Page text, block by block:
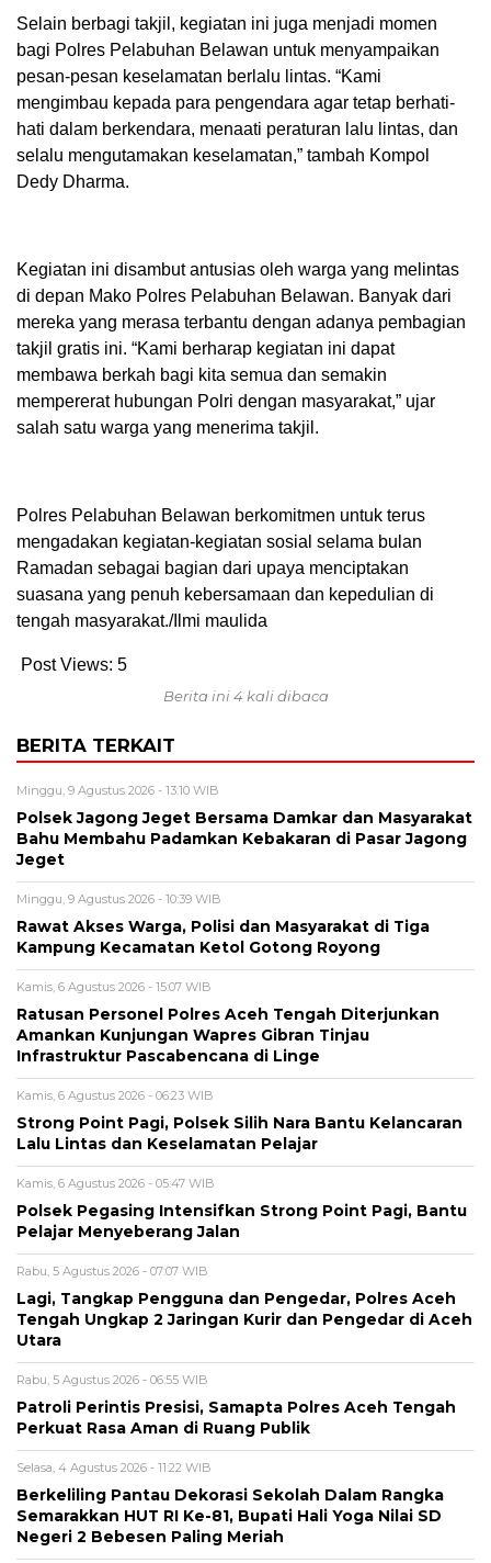
Selain berbagi takjil, kegiatan ini juga menjadi momen
bagi Polres Pelabuhan Belawan untuk menyampaikan
pesan-pesan keselamatan berlalu lintas. “Kami
mengimbau kepada para pengendara agar tetap berhati-
hati dalam berkendara, menaati peraturan lalu lintas, dan
selalu mengutamakan keselamatan,” tambah Kompol
Dedy Dharma.
Kegiatan ini disambut antusias oleh warga yang melintas
di depan Mako Polres Pelabuhan Belawan. Banyak dari
mereka yang merasa terbantu dengan adanya pembagian
takjil gratis ini. “Kami berharap kegiatan ini dapat
membawa berkah bagi kita semua dan semakin
mempererat hubungan Polri dengan masyarakat,” ujar
salah satu warga yang menerima takjil.
Polres Pelabuhan Belawan berkomitmen untuk terus
mengadakan kegiatan-kegiatan sosial selama bulan
Ramadan sebagai bagian dari upaya menciptakan
suasana yang penuh kebersamaan dan kepedulian di
tengah masyarakat./Ilmi maulida
Post Views: 5
Berita ini 4 kali dibaca
BERITA TERKAIT
Minggu, 9 Agustus 2026 - 13:10 WIB
Polsek Jagong Jeget Bersama Damkar dan Masyarakat
Bahu Membahu Padamkan Kebakaran di Pasar Jagong
Jeget
Minggu, 9 Agustus 2026 - 10:39 WIB
Rawat Akses Warga, Polisi dan Masyarakat di Tiga
Kampung Kecamatan Ketol Gotong Royong
Kamis, 6 Agustus 2026 - 15:07 WIB
Ratusan Personel Polres Aceh Tengah Diterjunkan
Amankan Kunjungan Wapres Gibran Tinjau
Infrastruktur Pascabencana di Linge
Kamis, 6 Agustus 2026 - 06:23 WIB
Strong Point Pagi, Polsek Silih Nara Bantu Kelancaran
Lalu Lintas dan Keselamatan Pelajar
Kamis, 6 Agustus 2026 - 05:47 WIB
Polsek Pegasing Intensifkan Strong Point Pagi, Bantu
Pelajar Menyeberang Jalan
Rabu, 5 Agustus 2026 - 07:07 WIB
Lagi, Tangkap Pengguna dan Pengedar, Polres Aceh
Tengah Ungkap 2 Jaringan Kurir dan Pengedar di Aceh
Utara
Rabu, 5 Agustus 2026 - 06:55 WIB
Patroli Perintis Presisi, Samapta Polres Aceh Tengah
Perkuat Rasa Aman di Ruang Publik
Selasa, 4 Agustus 2026 - 11:22 WIB
Berkeliling Pantau Dekorasi Sekolah Dalam Rangka
Semarakkan HUT RI Ke-81, Bupati Hali Yoga Nilai SD
Negeri 2 Bebesen Paling Meriah